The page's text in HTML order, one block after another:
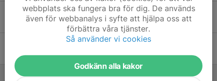
Sverige - Serbien
13 apr, 20:58 0
Påskbollen i Vallentuna lördag 11 april
7 apr, 10:46 0
Träningstider v14-18
webbplats ska fungera bra för dig. De används
även för webbanalys i syfte att hjälpa oss att
förbättra våra tjänster.
Så använder vi cookies
Godkänn alla kakor